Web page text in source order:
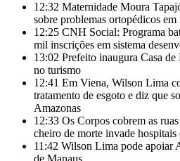
12:32 Maternidade Moura
sobre problemas ortopédicos em
12:25 CNH Social: Programa
mil inscrições em sistema
13:02 Prefeito inaugura Casa
no turismo
12:41 Em Viena, Wilson Lima
tratamento de esgoto e diz que
Amazonas
12:33 Os Corpos cobrem as
cheiro de morte invade hospitais
11:42 Wilson Lima pode apoiar
de Manaus